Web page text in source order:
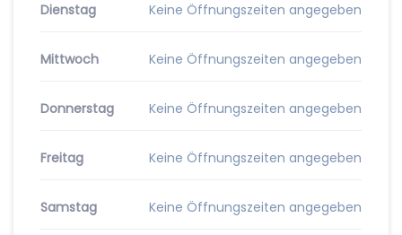
Dienstag Keine Öffnungszeiten angegeben
Mittwoch Keine Öffnungszeiten angegeben
Donnerstag Keine Öffnungszeiten angegeben
Freitag Keine Öffnungszeiten angegeben
Samstag Keine Öffnungszeiten angegeben